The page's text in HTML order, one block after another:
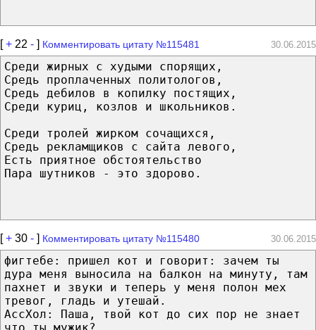
[+ 22 - ] Комментировать цитату №115481 30.06.2015
Среди жирных с худыми спорящих,
Средь проплаченных политологов,
Средь дебилов в копилку постящих,
Среди куриц, козлов и школьников.
Среди тролей жирком сочащихся,
Средь рекламщиков с сайта левого,
Есть приятное обстоятельство
Пара шутников - это здорово.
[+ 30 - ] Комментировать цитату №115480 30.06.2015
фигтебе: пришел кот и говорит: зачем ты
дура меня выносила на балкон на минуту, там
пахнет и звуки и теперь у меня полон мех
тревог, гладь и утешай.
АссХол: Паша, твой кот до сих пор не знает
что ты мужик?